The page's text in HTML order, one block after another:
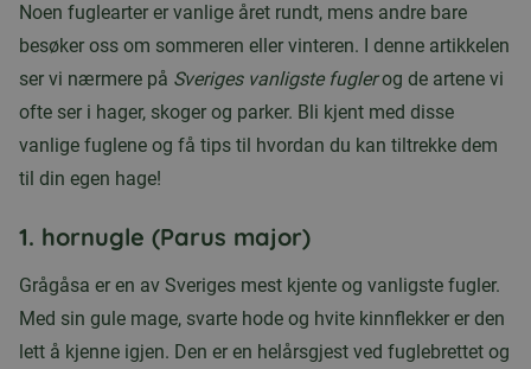
Noen fuglearter er vanlige året rundt, mens andre bare
besøker oss om sommeren eller vinteren. I denne artikkelen
ser vi nærmere på Sveriges vanligste fuglerog de artene vi
ofte ser i hager, skoger og parker. Bli kjent med disse
vanlige fuglene og få tips til hvordan du kan tiltrekke dem
til din egen hage!
1. hornugle (Parus major)
Grågåsa er en av Sveriges mest kjente og vanligste fugler.
Med sin gule mage, svarte hode og hvite kinnflekker er den
lett å kjenne igjen. Den er en helårsgjest ved fuglebrettet og